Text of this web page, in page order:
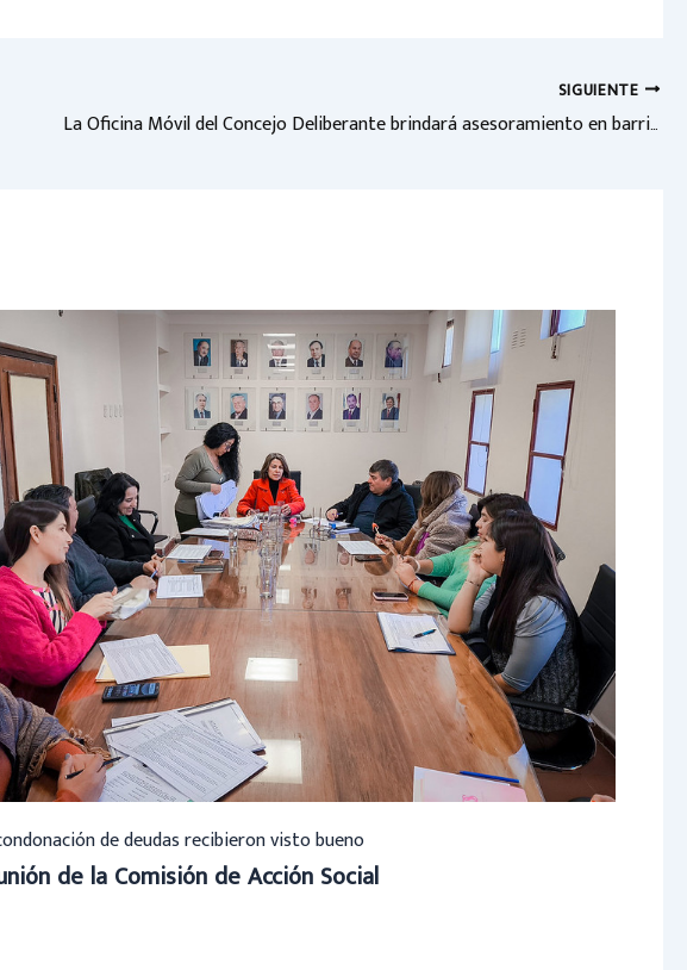
SIGUIENTE
La Oficina Móvil del Concejo Deliberante brindará asesoramiento en barrio Gauchito Gil
de deudas recibieron visto bueno
de la Comisión de Acción Social